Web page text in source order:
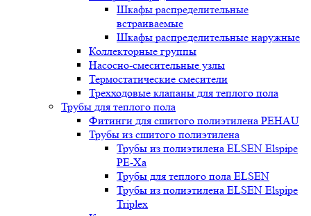
Шкафы распределительные
встраиваемые
Шкафы распределительные наружные
Коллекторные группы
Насосно-смесительные узлы
Термостатические смесители
Трехходовые клапаны для теплого пола
Трубы для теплого пола
Фитинги для сшитого полиэтилена PEHAU
Трубы из сшитого полиэтилена
Трубы из полиэтилена ELSEN Elspipe
PE-Xa
Трубы для теплого пола ELSEN
Трубы из полиэтилена ELSEN Elspipe
Triplex